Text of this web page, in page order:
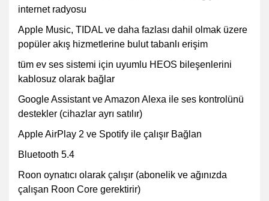
internet radyosu
Apple Music, TIDAL ve daha fazlası dahil olmak üzere
popüler akış hizmetlerine bulut tabanlı erişim
tüm ev ses sistemi için uyumlu HEOS bileşenlerini
kablosuz olarak bağlar
Google Assistant ve Amazon Alexa ile ses kontrolünü
destekler (cihazlar ayrı satılır)
Apple AirPlay 2 ve Spotify ile çalışır Bağlan
Bluetooth 5.4
Roon oynatıcı olarak çalışır (abonelik ve ağınızda
çalışan Roon Core gerektirir)